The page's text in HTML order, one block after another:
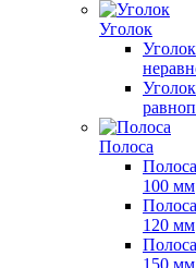
Уголок
Уголок
Уголок
Полоса
100 мм
120 мм
150 мм